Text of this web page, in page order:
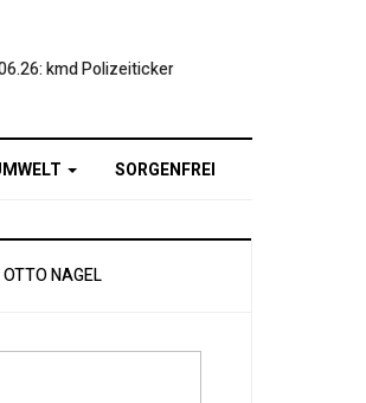
kmd Polizeiticker
SORGENFREI
OTTO NAGEL